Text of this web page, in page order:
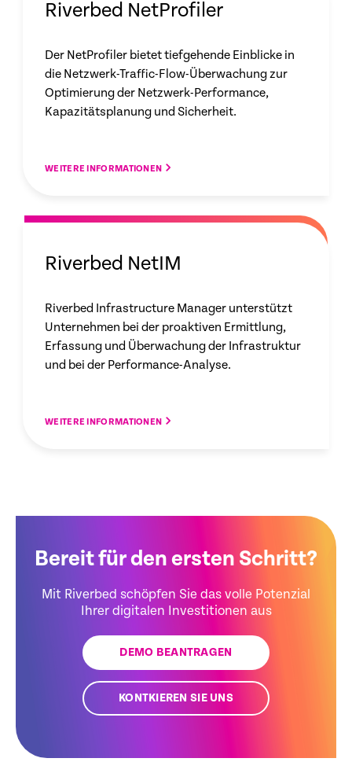
Riverbed NetProfiler
Der NetProfiler bietet tiefgehende Einblicke in
die Netzwerk-Traffic-Flow-Überwachung zur
Optimierung der Netzwerk-Performance,
Kapazitätsplanung und Sicherheit.
WEITERE INFORMATIONEN
Riverbed NetIM
Riverbed Infrastructure Manager unterstützt
Unternehmen bei der proaktiven Ermittlung,
Erfassung und Überwachung der Infrastruktur
und bei der Performance-Analyse.
WEITERE INFORMATIONEN
Bereit für den ersten Schritt?
Mit Riverbed schöpfen Sie das volle Potenzial
Ihrer digitalen Investitionen aus
DEMO BEANTRAGEN
KONTKIEREN SIE UNS